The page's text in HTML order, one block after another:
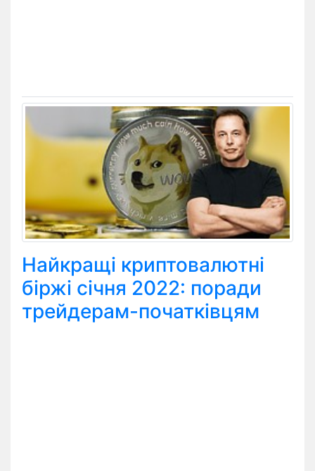
Найкращі криптовалютні
біржі січня 2022: поради
трейдерам-початківцям